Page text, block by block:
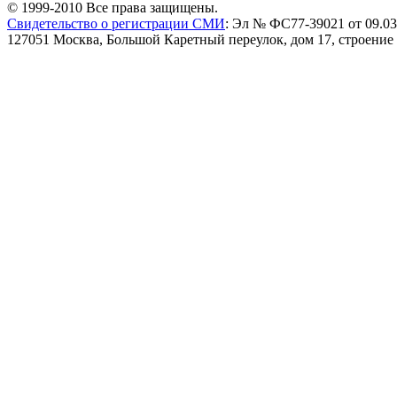
© 1999-2010 Все права защищены.
Свидетельство о регистрации СМИ: Эл № ФС77-39021 от
127051 Москва, Большой Каретный переулок, дом 17, строение